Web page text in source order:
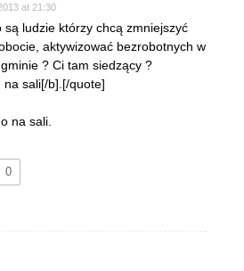
at 21:30
są ludzie którzy chcą zmniejszyć
aktywizować bezrobotnych w
? Ci tam siedzący ?
na sali[/b].[/quote]
na sali.
0